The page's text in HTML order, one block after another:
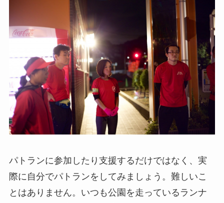
パトランに参加したり支援するだけではなく、実
際に自分でパトランをしてみましょう。難しいこ
とはありません。いつも公園を走っているランナ